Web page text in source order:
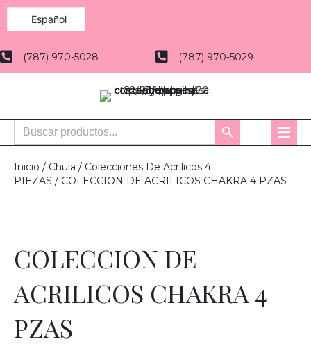
Español
(787) 970-5028 (787) 970-5029
Buscar:
Botón
de
Inicio / Chula / Colecciones De Acrilicos 4
PIEZAS / COLECCION DE ACRILICOS CHAKRA 4 PZAS
COLECCION DE
ACRILICOS CHAKRA 4
PZAS